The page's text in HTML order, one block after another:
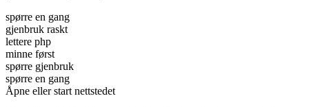
spørre en gang
gjenbruk raskt
lettere php
minne først
spørre gjenbruk
spørre en gang
Åpne eller start nettstedet